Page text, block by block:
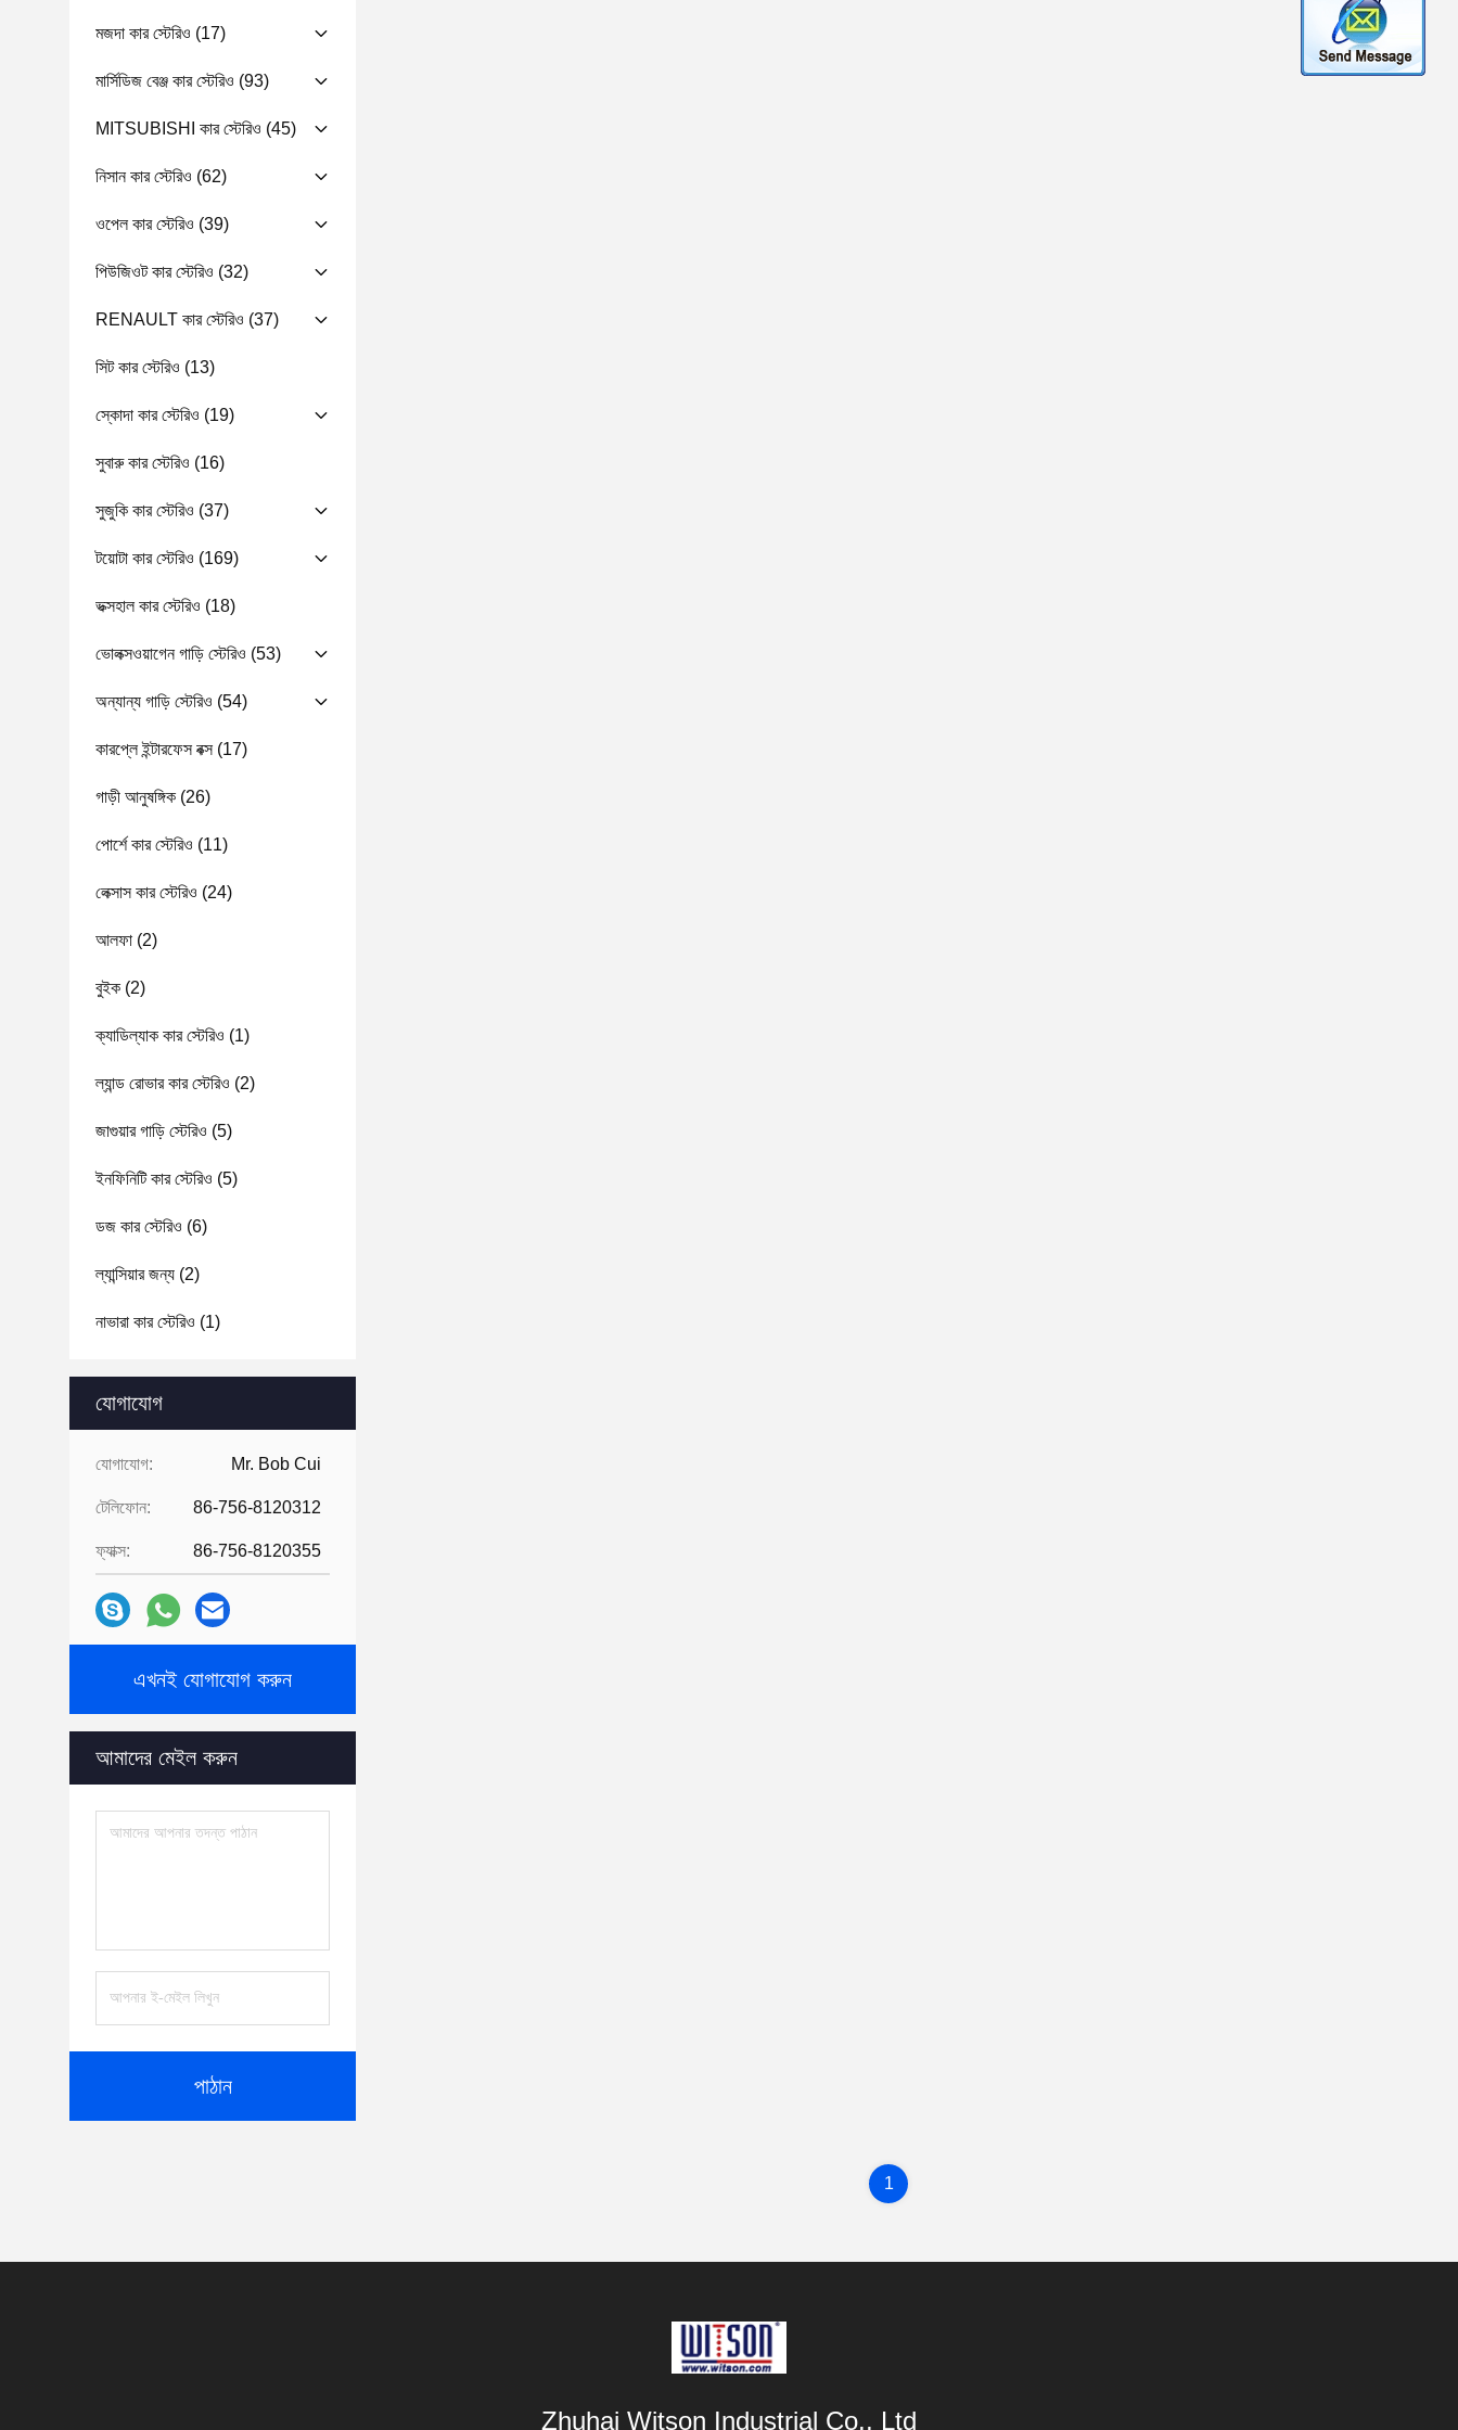
মজদা কার স্টেরিও (17)
মার্সিডিজ বেঞ্জ কার স্টেরিও (93)
MITSUBISHI কার স্টেরিও (45)
নিসান কার স্টেরিও (62)
ওপেল কার স্টেরিও (39)
পিউজিওট কার স্টেরিও (32)
RENAULT কার স্টেরিও (37)
সিট কার স্টেরিও (13)
স্কোদা কার স্টেরিও (19)
সুবারু কার স্টেরিও (16)
সুজুকি কার স্টেরিও (37)
টয়োটা কার স্টেরিও (169)
ভক্সহাল কার স্টেরিও (18)
ভোলক্সওয়াগেন গাড়ি স্টেরিও (53)
অন্যান্য গাড়ি স্টেরিও (54)
কারপ্লে ইন্টারফেস বক্স(17)
গাড়ী আনুষঙ্গিক (26)
পোর্শে কার স্টেরিও (11)
লেক্সাস কার স্টেরিও (24)
আলফা (2)
বুইক (2)
ক্যাডিল্যাক কার স্টেরিও (1)
ল্যান্ড রোভার কার স্টেরিও (2)
জাগুয়ার গাড়ি স্টেরিও (5)
ইনফিনিটি কার স্টেরিও (5)
ডজ কার স্টেরিও (6)
ল্যান্সিয়ার জন্য (2)
নাভারা কার স্টেরিও (1)
যোগাযোগ
যোগাযোগ: Mr. Bob Cui
টেলিফোন: 86-756-8120312
ফ্যাক্স: 86-756-8120355
এখনই যোগাযোগ করুন
আমাদের মেইল ​​করুন
পাঠান
1
Zhuhai Witson Industrial Co., Ltd